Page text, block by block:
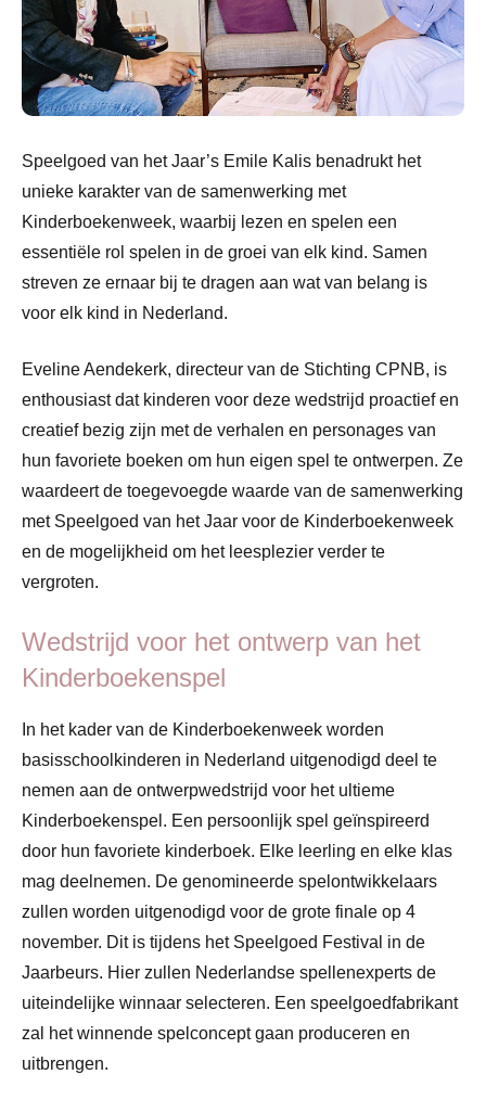
Speelgoed van het Jaar’s Emile Kalis benadrukt het
unieke karakter van de samenwerking met
Kinderboekenweek, waarbij lezen en spelen een
essentiële rol spelen in de groei van elk kind. Samen
streven ze ernaar bij te dragen aan wat van belang is
voor elk kind in Nederland.
Eveline Aendekerk, directeur van de Stichting CPNB, is
enthousiast dat kinderen voor deze wedstrijd proactief en
creatief bezig zijn met de verhalen en personages van
hun favoriete boeken om hun eigen spel te ontwerpen. Ze
waardeert de toegevoegde waarde van de samenwerking
met Speelgoed van het Jaar voor de Kinderboekenweek
en de mogelijkheid om het leesplezier verder te
vergroten.
Wedstrijd voor het ontwerp van het
Kinderboekenspel
In het kader van de Kinderboekenweek worden
basisschoolkinderen in Nederland uitgenodigd deel te
nemen aan de ontwerpwedstrijd voor het ultieme
Kinderboekenspel. Een persoonlijk spel geïnspireerd
door hun favoriete kinderboek. Elke leerling en elke klas
mag deelnemen. De genomineerde spelontwikkelaars
zullen worden uitgenodigd voor de grote finale op 4
november. Dit is tijdens het Speelgoed Festival in de
Jaarbeurs. Hier zullen Nederlandse spellenexperts de
uiteindelijke winnaar selecteren. Een speelgoedfabrikant
zal het winnende spelconcept gaan produceren en
uitbrengen.